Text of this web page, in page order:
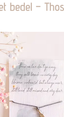
bedel –